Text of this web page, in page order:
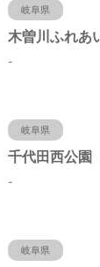
岐阜県
-
岐阜県
-
岐阜県